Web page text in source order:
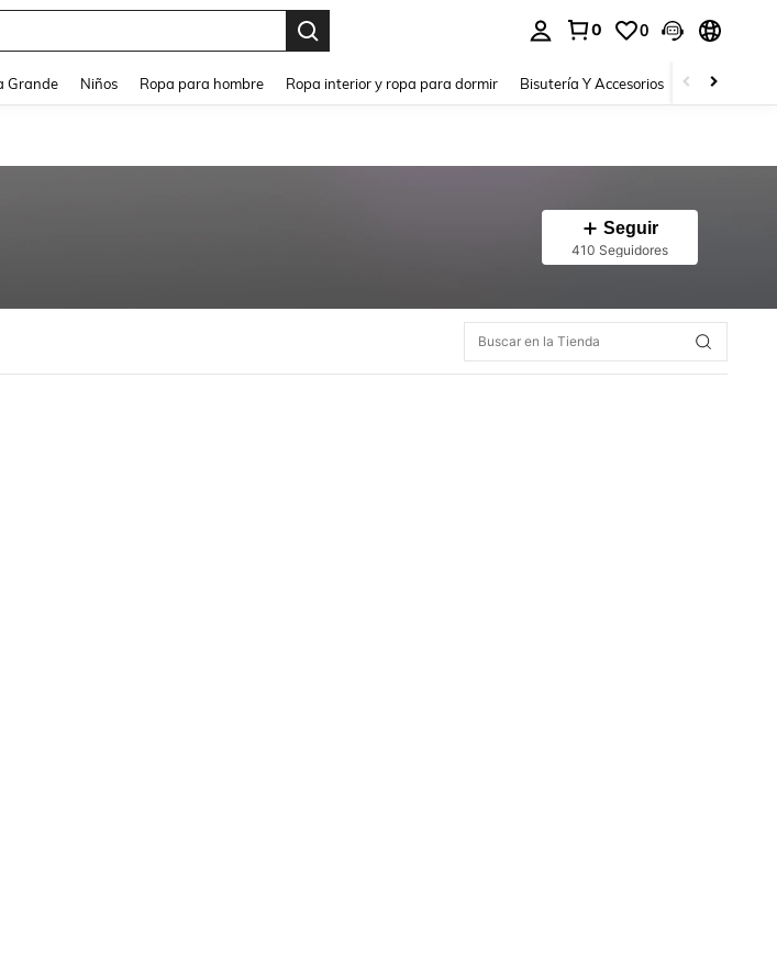
0 0
Grande Niños Ropa para hombre Ropa interior y ropa para dormir Bisutería Y Accesorios Zapatos
Seguir
410 Seguidores